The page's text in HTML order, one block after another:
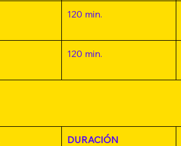
120 min.
120 min.
DURACIÓN